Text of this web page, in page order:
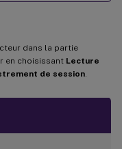
dans la partie
en choisissant Lecture
de session